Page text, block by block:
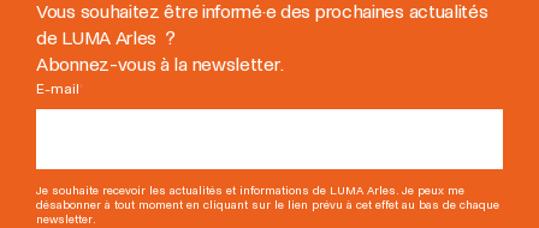
Vous souhaitez être informé·e des prochaines actualités
de LUMA Arles ?
Abonnez-vous à la newsletter.
E-mail *
Je souhaite recevoir les actualités et informations de LUMA Arles. Je peux me
désabonner à tout moment en cliquant sur le lien prévu à cet effet au bas de chaque
newsletter.